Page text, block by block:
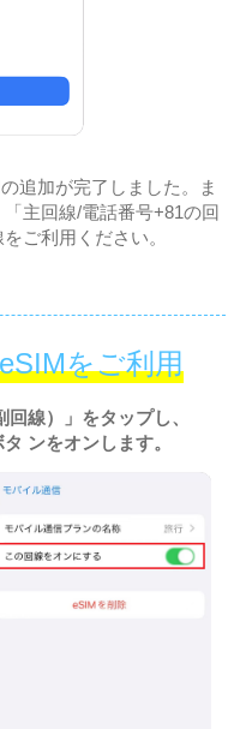
追加が完了しました。ま
主回線/電話番号+81の回
ご利用ください。
をご利用
回線）」をタップし、
ンをオンします。